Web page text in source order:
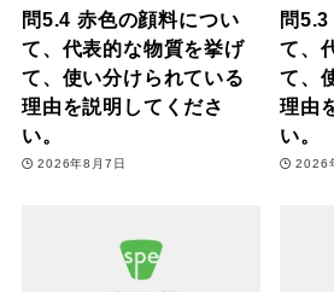
問5.4 赤色の顔料につい
て、代表的な物質を挙げ
て、使い分けられている
理由を説明してくださ
い。
2026年8月7日
問
て、
て、
理由
い。
2026